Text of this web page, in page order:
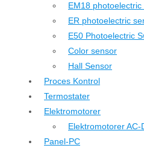
EM18 photoelectric
ER photoelectric
E50 Photoelectric
Color sensor
Hall Sensor
Proces Kontrol
Termostater
Elektromotorer
Elektromotorer AC-
Panel-PC